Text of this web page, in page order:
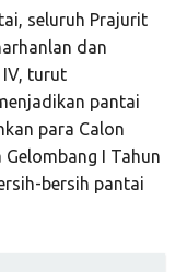
seluruh Prajurit
dan
IV, turut
pantai
para Calon
I Tahun
bersih pantai